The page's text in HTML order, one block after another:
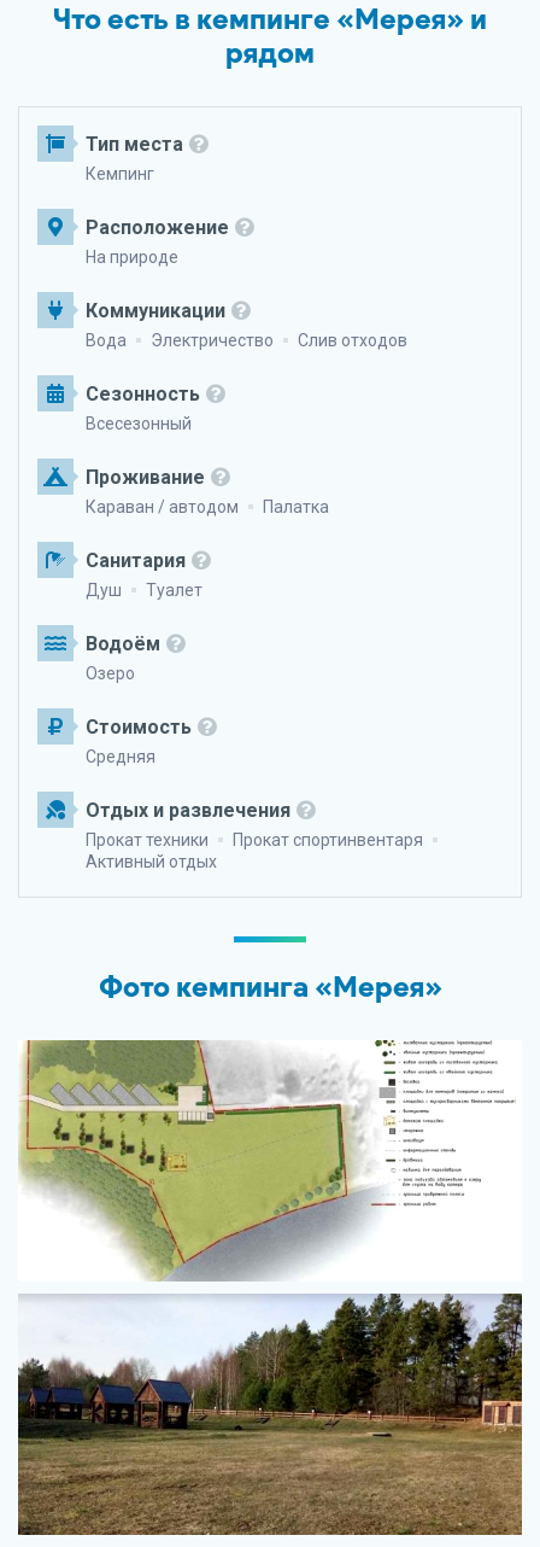
Что есть в кемпинге «Мерея» и
рядом
Тип места
Кемпинг
Расположение
На природе
Коммуникации
Вода Электричество Слив отходов
Сезонность
Всесезонный
Проживание
Караван / автодом Палатка
Санитария
Душ Туалет
Водоём
Озеро
Стоимость
Средняя
Отдых и развлечения
Прокат техники
Прокат спортинвентаря
Активный отдых
Фото кемпинга «Мерея»